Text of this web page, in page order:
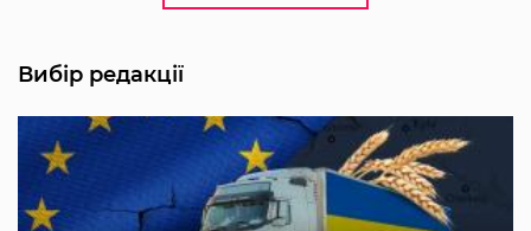
Вибір редакції